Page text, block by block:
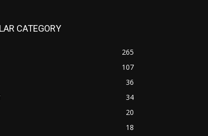
CATEGORY
265
107
36
34
20
18